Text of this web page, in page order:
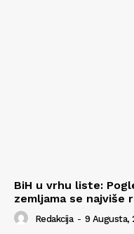
BiH u vrhu liste:
zemljama se najviše
Redakcija - 9 Augusta,